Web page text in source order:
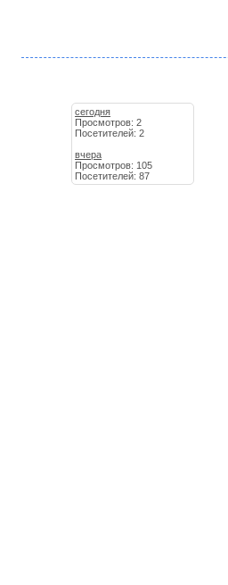
сегодня
Просмотров: 2
Посетителей: 2
вчера
Просмотров: 105
Посетителей: 87